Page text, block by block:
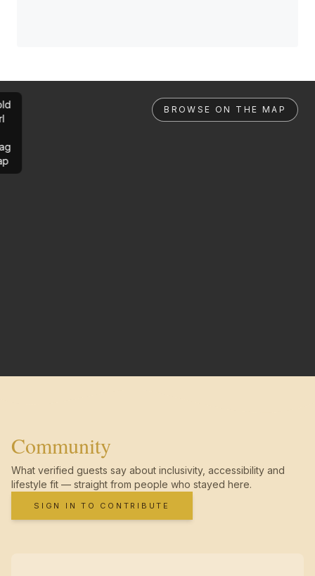
BROWSE ON THE MAP
Community
What verified guests say about inclusivity, accessibility and
lifestyle fit — straight from people who stayed here.
SIGN IN TO CONTRIBUTE